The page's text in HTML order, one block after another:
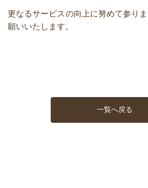
更なるサービスの向上に努めて参り
願いいたします。
一覧へ戻る